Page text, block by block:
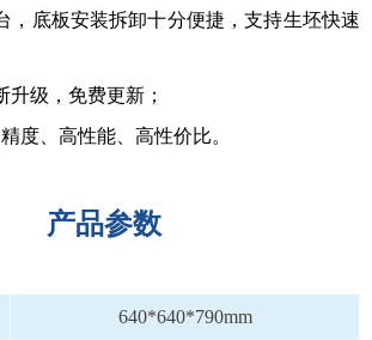
，底板安装拆卸十分便捷，支持生坯快速
升级，免费更新；
度、高性能、高性价比。
产品参数
640*640*790mm